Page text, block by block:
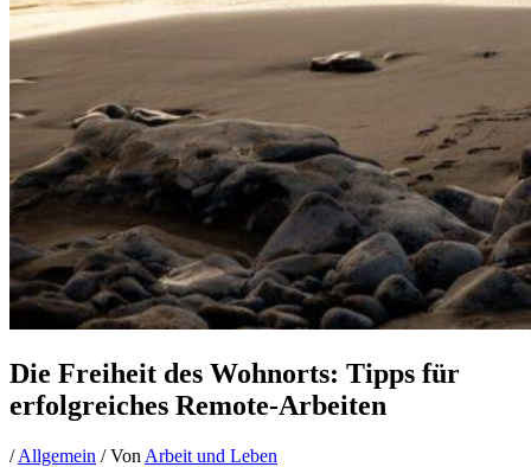
Die Freiheit des Wohnorts: Tipps für
erfolgreiches Remote-Arbeiten
/Allgemein / Von Arbeit und Leben